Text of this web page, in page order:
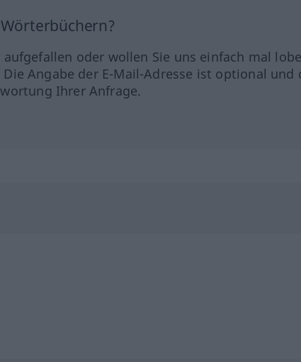
oder wollen Sie uns einfach mal
Angabe der E-Mail-Adresse ist optional und
Ihrer Anfrage.